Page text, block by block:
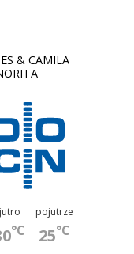
& CAMILA
jutro
°C
pojutrze
25°C